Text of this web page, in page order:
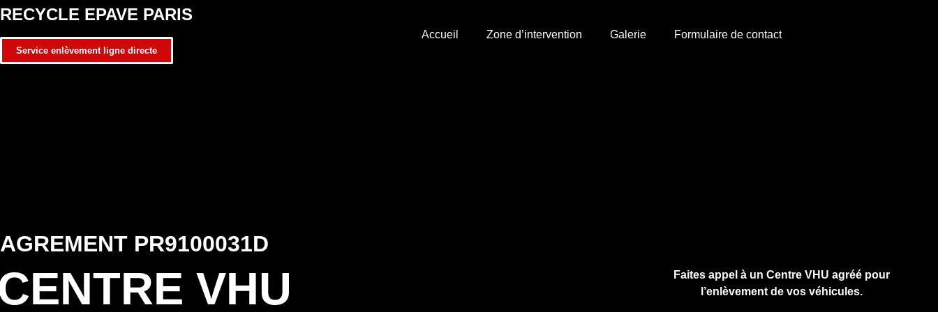
RECYCLE EPAVE PARIS
Service enlèvement ligne directe
Accueil Zone d’intervention Galerie Formulaire de contact
AGREMENT PR9100031D
VHU
Faites appel à un Centre VHU agréé pour
l’enlèvement de vos véhicules.